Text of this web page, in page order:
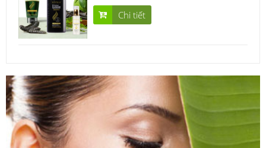
Chi tiết